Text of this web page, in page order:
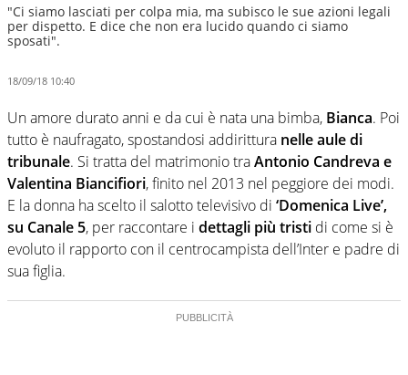
"Ci siamo lasciati per colpa mia, ma subisco le sue azioni legali
per dispetto. E dice che non era lucido quando ci siamo
sposati".
18/09/18 10:40
Un amore durato anni e da cui è nata una bimba, Bianca. Poi
tutto è naufragato, spostandosi addirittura nelle aule di
tribunale. Si tratta del matrimonio traAntonio Candreva e
Valentina Biancifiori, finito nel 2013 nel peggiore dei modi.
E la donna ha scelto il salotto televisivo di ‘Domenica Live’,
su Canale 5, per raccontare i dettagli più tristi di come si è
evoluto il rapporto con il centrocampista dell’Inter e padre di
sua figlia.